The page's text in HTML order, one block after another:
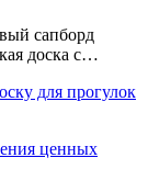
сапборд
доска с…
для прогулок
ценных